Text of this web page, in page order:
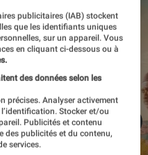
publicitaires (IAB) stockent
que les identifiants uniques
sur un appareil. Vous
en cliquant ci-dessous ou à
des données selon les
précises. Analyser activement
Stocker et/ou
Publicités et contenu
des publicités et du contenu,
services.